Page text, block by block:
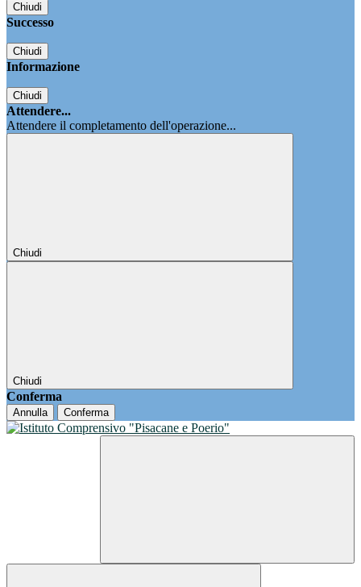
Chiudi
Successo
Chiudi
Informazione
Chiudi
Attendere...
Attendere il completamento dell'operazione...
Chiudi
Chiudi
Conferma
Annulla Conferma